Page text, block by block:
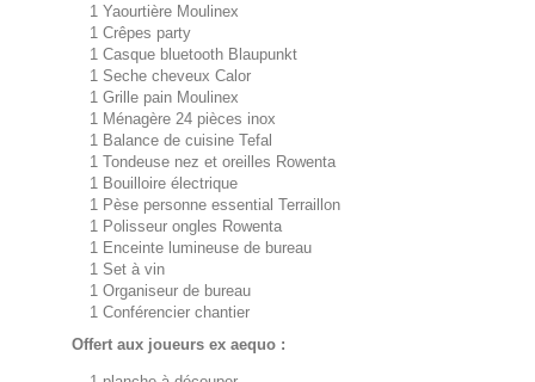
1 Yaourtière Moulinex
1 Crêpes party
1 Casque bluetooth Blaupunkt
1 Seche cheveux Calor
1 Grille pain Moulinex
1 Ménagère 24 pièces inox
1 Balance de cuisine Tefal
1 Tondeuse nez et oreilles Rowenta
1 Bouilloire électrique
1 Pèse personne essential Terraillon
1 Polisseur ongles Rowenta
1 Enceinte lumineuse de bureau
1 Set à vin
1 Organiseur de bureau
1 Conférencier chantier
Offert aux joueurs ex aequo :